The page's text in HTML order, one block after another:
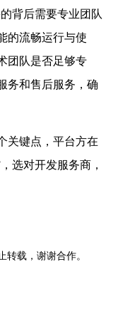
背后需要专业团队
的流畅运行与使
团队是否足够专
务和售后服务，确
关键点，平台方在
选对开发服务商，
转载，谢谢合作。